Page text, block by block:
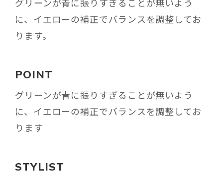
グリーンが青に振りすぎることが無いよう
に、イエローの補正でバランスを調整してお
ります。
POINT
グリーンが青に振りすぎることが無いよう
に、イエローの補正でバランスを調整してお
ります
STYLIST